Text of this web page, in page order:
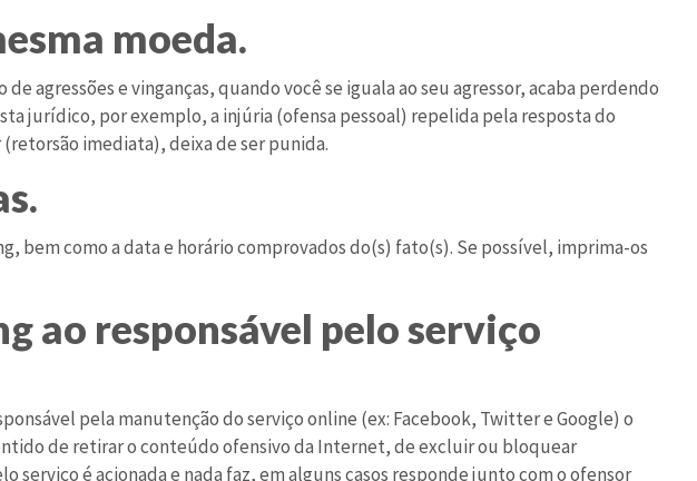
moeda.
agressões e vinganças, quando você se iguala ao seu agressor, acaba perdendo
jurídico, por exemplo, a injúria (ofensa pessoal) repelida pela resposta do
imediata), deixa de ser punida.
bem como a data e horário comprovados do(s) fato(s). Se possível, imprima-os
ao responsável pelo serviço
pela manutenção do serviço online (ex: Facebook, Twitter e Google) o
de retirar o conteúdo ofensivo da Internet, de excluir ou bloquear
serviço é acionada e nada faz, em alguns casos responde junto com o ofensor